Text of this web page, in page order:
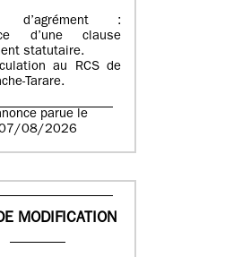
d’agrément :
d’une clause
statutaire.
au RCS de
Tarare.
parue le
08/2026
MODIFICATION